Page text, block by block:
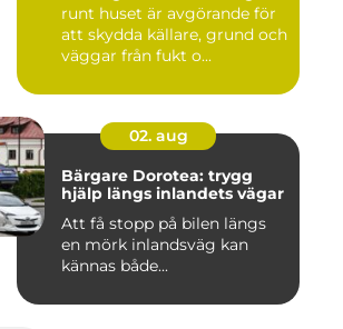
runt huset är avgörande för
att skydda källare, grund och
väggar från fukt o...
02. aug
Bärgare Dorotea: trygg
hjälp längs inlandets vägar
Att få stopp på bilen längs
en mörk inlandsväg kan
kännas både...